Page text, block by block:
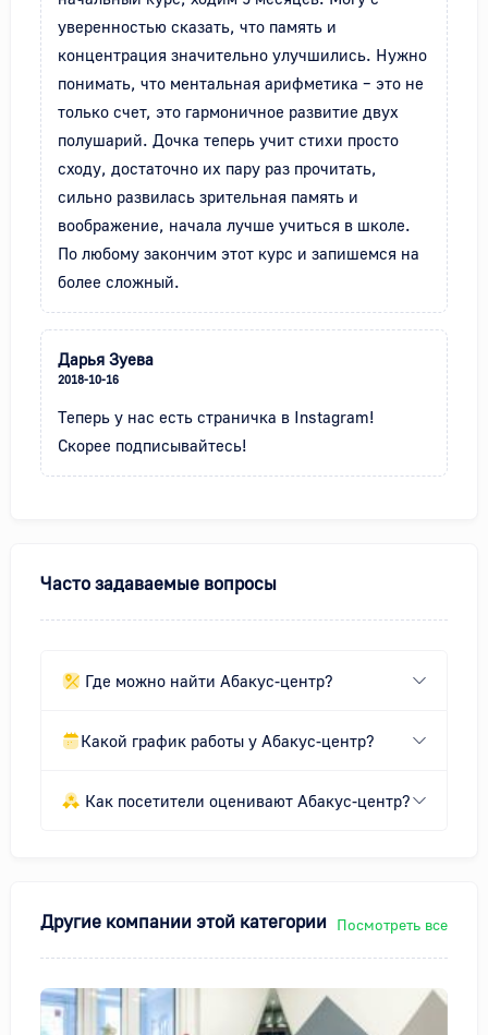
уверенностью сказать, что память и
концентрация значительно улучшились. Нужно
понимать, что ментальная арифметика – это не
только счет, это гармоничное развитие двух
полушарий. Дочка теперь учит стихи просто
сходу, достаточно их пару раз прочитать,
сильно развилась зрительная память и
воображение, начала лучше учиться в школе.
По любому закончим этот курс и запишемся на
более сложный.
Дарья Зуева
2018-10-16
Теперь у нас есть страничка в Instagram!
Скорее подписывайтесь! ️
Часто задаваемые вопросы
Где можно найти Абакус-центр?
Какой график работы у Абакус-центр?
Как посетители оценивают Абакус-центр?
Другие компании этой категории Посмотреть все